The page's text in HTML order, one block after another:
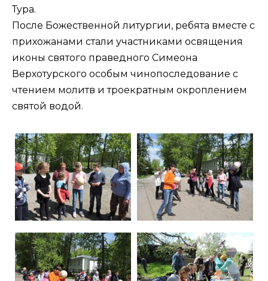
Тура.
После Божественной литургии, ребята вместе с
прихожанами стали участниками освящения
иконы святого праведного Симеона
Верхотурского особым чинопоследование с
чтением молитв и троекратным окроплением
святой водой.